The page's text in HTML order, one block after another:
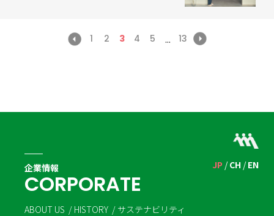
1 2 3 4 5 ... 13
JP CH EN
企業情報
CORPORATE
ABOUT US HISTORY
サステナビリティ